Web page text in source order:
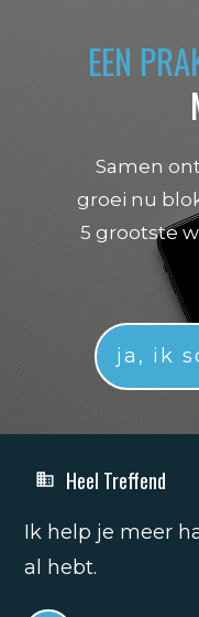
EEN
Samen
groei nu
5 grootste
ja, ik
Heel Treffend
Ik help je meer
al hebt.